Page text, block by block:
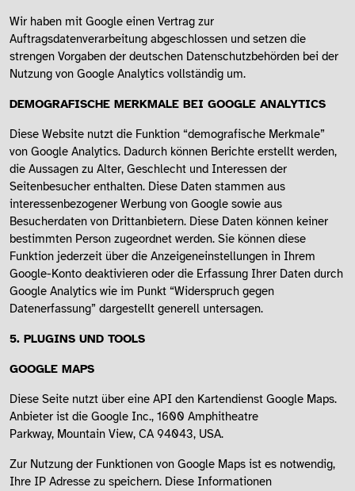
Wir haben mit Google einen Vertrag zur
Auftragsdatenverarbeitung abgeschlossen und setzen die
strengen Vorgaben der deutschen Datenschutzbehörden bei der
Nutzung von Google Analytics vollständig um.
DEMOGRAFISCHE MERKMALE BEI GOOGLE ANALYTICS
Diese Website nutzt die Funktion “demografische Merkmale”
von Google Analytics. Dadurch können Berichte erstellt werden,
die Aussagen zu Alter, Geschlecht und Interessen der
Seitenbesucher enthalten. Diese Daten stammen aus
interessenbezogener Werbung von Google sowie aus
Besucherdaten von Drittanbietern. Diese Daten können keiner
bestimmten Person zugeordnet werden. Sie können diese
Funktion jederzeit über die Anzeigeneinstellungen in Ihrem
Google-Konto deaktivieren oder die Erfassung Ihrer Daten durch
Google Analytics wie im Punkt “Widerspruch gegen
Datenerfassung” dargestellt generell untersagen.
5. PLUGINS UND TOOLS
GOOGLE MAPS
Diese Seite nutzt über eine API den Kartendienst Google Maps.
Anbieter ist die Google Inc., 1600 Amphitheatre
Parkway, Mountain View, CA 94043, USA.
Zur Nutzung der Funktionen von Google Maps ist es notwendig,
Ihre IP Adresse zu speichern. Diese Informationen